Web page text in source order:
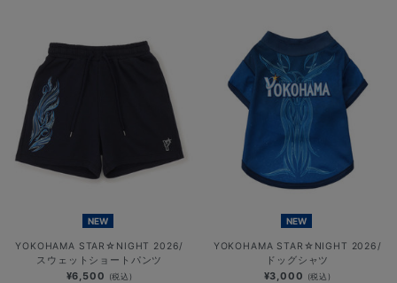
NEW
YOKOHAMA STAR☆NIGHT 2026/
スウェットショートパンツ
¥6,500 (税込)
NEW
YOKOHAMA STAR☆NIGHT 2026/
ドッグシャツ
¥3,000 (税込)